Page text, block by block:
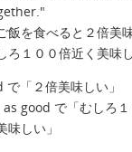
飯を食べると２倍美
１００倍近く美味
「２倍美味しい」
good で「むしろ
味しい」